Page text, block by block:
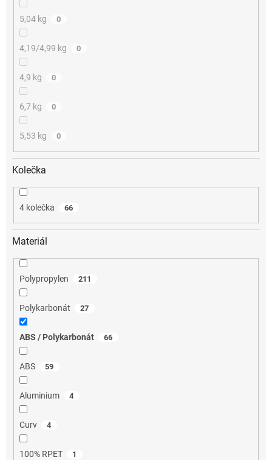
5,04 kg 0
4,19/4,99 kg 0
4,9 kg 0
6,7 kg 0
5,53 kg 0
Kolečka
4 kolečka 66
Materiál
Polypropylen 211
Polykarbonát 27
ABS / Polykarbonát 66
ABS 59
Aluminium 4
Curv 4
100% RPET 1